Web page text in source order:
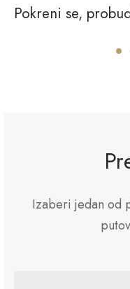
Pokreni se,
Izaberi jedan od